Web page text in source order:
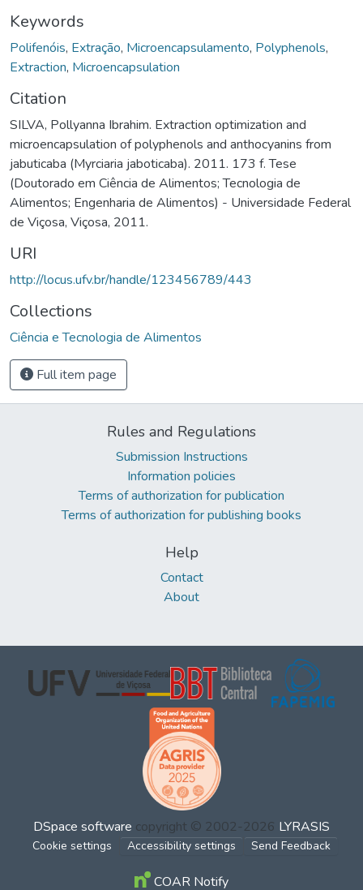
Keywords
Polifenóis, Extração, Microencapsulamento, Polyphenols,
Extraction, Microencapsulation
Citation
SILVA, Pollyanna Ibrahim. Extraction optimization and
microencapsulation of polyphenols and anthocyanins from
jabuticaba (Myrciaria jaboticaba). 2011. 173 f. Tese
(Doutorado em Ciência de Alimentos; Tecnologia de
Alimentos; Engenharia de Alimentos) - Universidade Federal
de Viçosa, Viçosa, 2011.
URI
http://locus.ufv.br/handle/123456789/443
Collections
Ciência e Tecnologia de Alimentos
Full item page
Rules and Regulations
Submission Instructions
Information policies
Terms of authorization for publication
Terms of authorization for publishing books
Help
Contact
About
DSpace software copyright © 2002-2026 LYRASIS
Cookie settings Accessibility settings Send Feedback
COAR Notify